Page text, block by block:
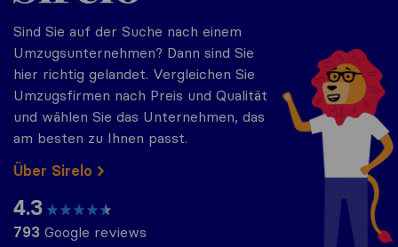
Sind Sie auf der Suche nach einem
Umzugsunternehmen? Dann sind Sie
hier richtig gelandet. Vergleichen Sie
Umzugsfirmen nach Preis und Qualität
und wählen Sie das Unternehmen, das
am besten zu Ihnen passt.
Über Sirelo
4.3
793 Google reviews